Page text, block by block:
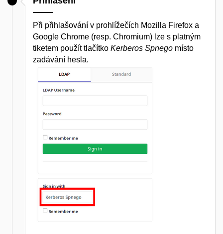
Při přihlašování v prohlížečích Mozilla Firefox a
Google Chrome (resp. Chromium) lze s platným
tiketem použít tlačítko Kerberos Spnego místo
zadávání hesla.